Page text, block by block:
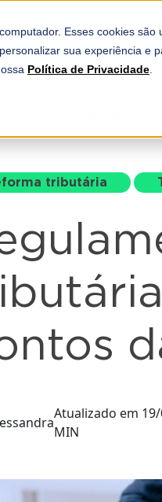
Esses cookies
sua experiência e
Política de Privacidade
SOLUÇÕES A
tributária
Atualizado em
MIN